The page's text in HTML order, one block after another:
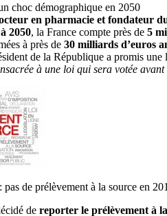
choc démographique en 2050
en pharmacie et fondateur
2050, la France compte près de 5
à près de 30 milliards d’euros
de la République a promis
à une loi qui sera votée
de prélèvement à la source en
de reporter le prélèvement à